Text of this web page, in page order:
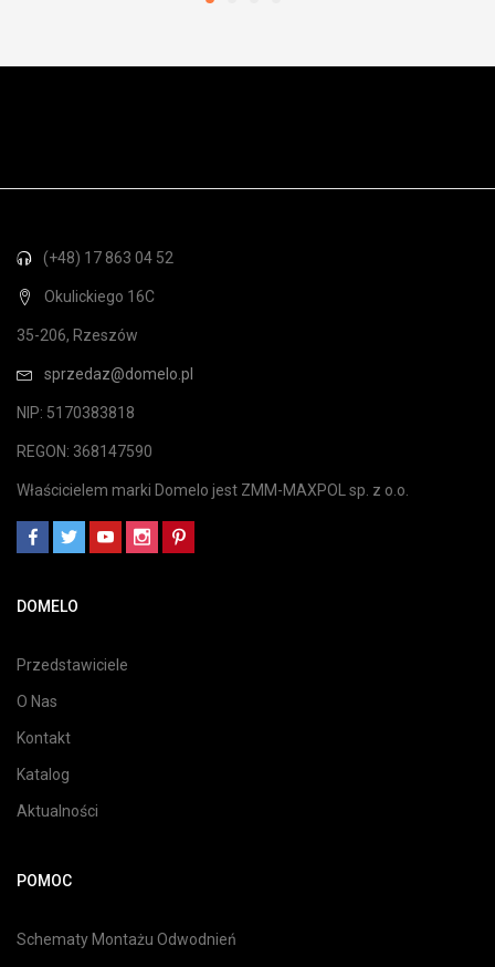
(+48) 17 863 04 52
Okulickiego 16C
35-206, Rzeszów
sprzedaz@domelo.pl
NIP: 5170383818
REGON: 368147590
Właścicielem marki Domelo jest ZMM-MAXPOL sp. z o.o.
DOMELO
Przedstawiciele
O Nas
Kontakt
Katalog
Aktualności
POMOC
Schematy Montażu Odwodnień